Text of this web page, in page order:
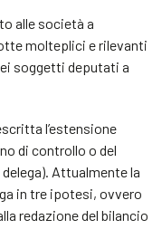
alle società a
molteplici e rilevanti
soggetti deputati a
l’estensione
di controllo o del
Attualmente la
in tre ipotesi, ovvero
redazione del bilancio